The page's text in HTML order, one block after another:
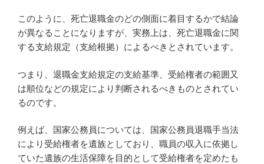
このように、死亡退職金のどの側面に着目するかで結論
が異なることになりますが、実務上は、死亡退職金に関
する支給規定（支給根拠）によるべきとされています。
つまり、退職金支給規定の支給基準、受給権者の範囲又
は順位などの規定により判断されるべきものとされてい
るのです。
例えば、国家公務員については、国家公務員退職手当法
により受給権者を遺族としており、職員の収入に依拠し
ていた遺族の生活保障を目的として受給権者を定めたも